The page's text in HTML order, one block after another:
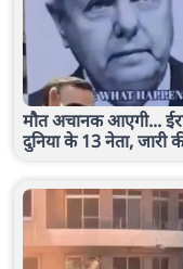
मौत अचानक आएगी...
दुनिया के 13 नेता, जारी